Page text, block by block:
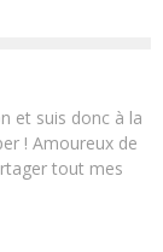
et suis donc à la
! Amoureux de
tout mes